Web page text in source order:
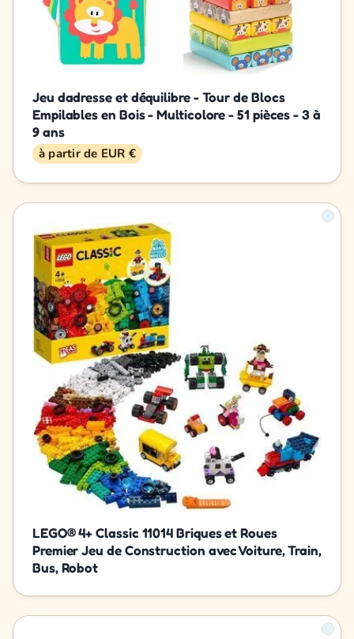
Jeu dadresse et déquilibre - Tour de Blocs
Empilables en Bois - Multicolore - 51 pièces - 3 à
9 ans
à partir de EUR €
LEGO® 4+ Classic 11014 Briques et Roues
Premier Jeu de Construction avec Voiture, Train,
Bus, Robot